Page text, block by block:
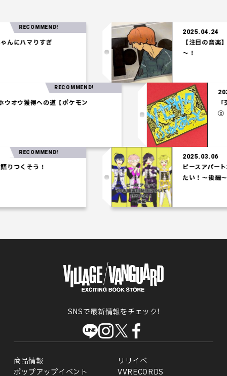
ハマりすぎ
RECOMMEND!
2025.04.24
【注目の音楽】「
～！
】ホウオウ獲得への道【ポケモン
RECOMMEND!
くそう！
RECOMMEND!
2025.03.06
ピースアパート3D
たい！～後編～
SNSで最新情報をチェック!
商品情報
リリイベ
ポップアップイベント
VVRECORDS